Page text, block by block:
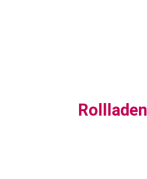
Rollladen